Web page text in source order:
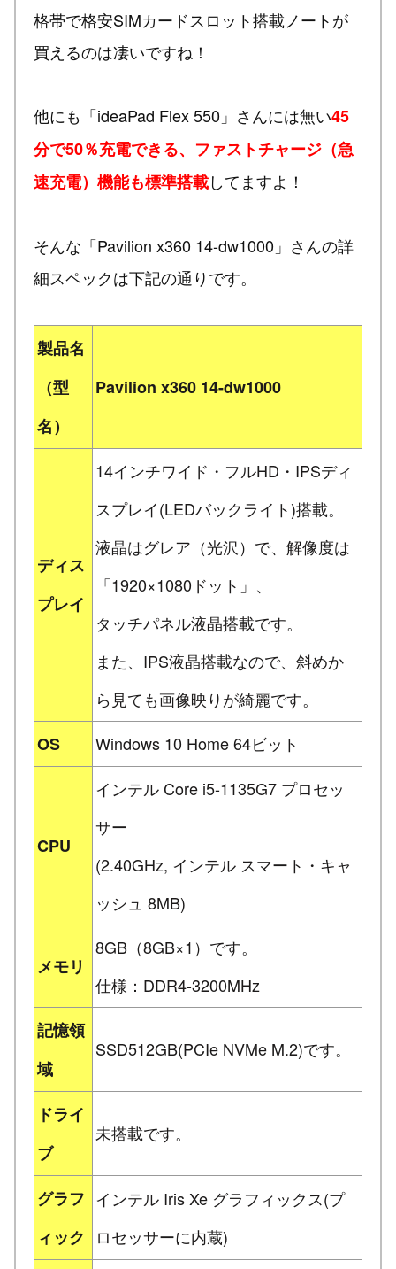
格帯で格安SIMカードスロット搭載ノートが
買えるのは凄いですね！
他にも「ideaPad Flex 550」さんには無い45
分で50％充電できる、ファストチャージ（急
速充電）機能も標準搭載してますよ！
そんな「Pavilion x360 14-dw1000」さんの詳
細スペックは下記の通りです。
製品名
（型
名）
Pavilion x360 14-dw1000
ディス
プレイ
14インチワイド・フルHD・IPSディ
スプレイ(LEDバックライト)搭載。
液晶はグレア（光沢）で、解像度は
「1920×1080ドット」、
タッチパネル液晶搭載です。
また、IPS液晶搭載なので、斜めか
ら見ても画像映りが綺麗です。
OS
Windows 10 Home 64ビット
CPU
インテル Core i5-1135G7 プロセッ
サー
(2.40GHz, インテル スマート・キャ
ッシュ 8MB)
メモリ
8GB（8GB×1）です。
仕様：DDR4-3200MHz
記憶領
域
SSD512GB(PCIe NVMe M.2)です。
ドライ
ブ
未搭載です。
グラフ
ィック
インテル Iris Xe グラフィックス(プ
ロセッサーに内蔵)